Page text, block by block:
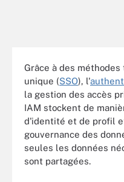
Grâce à des
unique (SSO), l'
la gestion des accès
IAM stockent de
d'identité et de profil
gouvernance des
seules les données
sont partagées.